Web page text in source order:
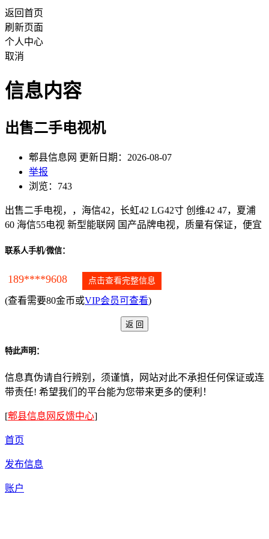
返回首页
刷新页面
个人中心
取消
信息内容
出售二手电视机
郫县信息网 更新日期：2026-08-07
举报
浏览：743
出售二手电视，，海信42，长虹42 LG42寸 创维42 47，夏浦
60 海信55电视 新型能联网 国产品牌电视，质量有保证，便宜
联系人手机/微信：
189****9608 点击查看完整信息
(查看需要80金币或VIP会员可查看)
特此声明：
信息真伪请自行辨别，须谨慎，网站对此不承担任何保证或连
带责任! 希望我们的平台能为您带来更多的便利！
[郫县信息网反馈中心]
首页
发布信息
账户